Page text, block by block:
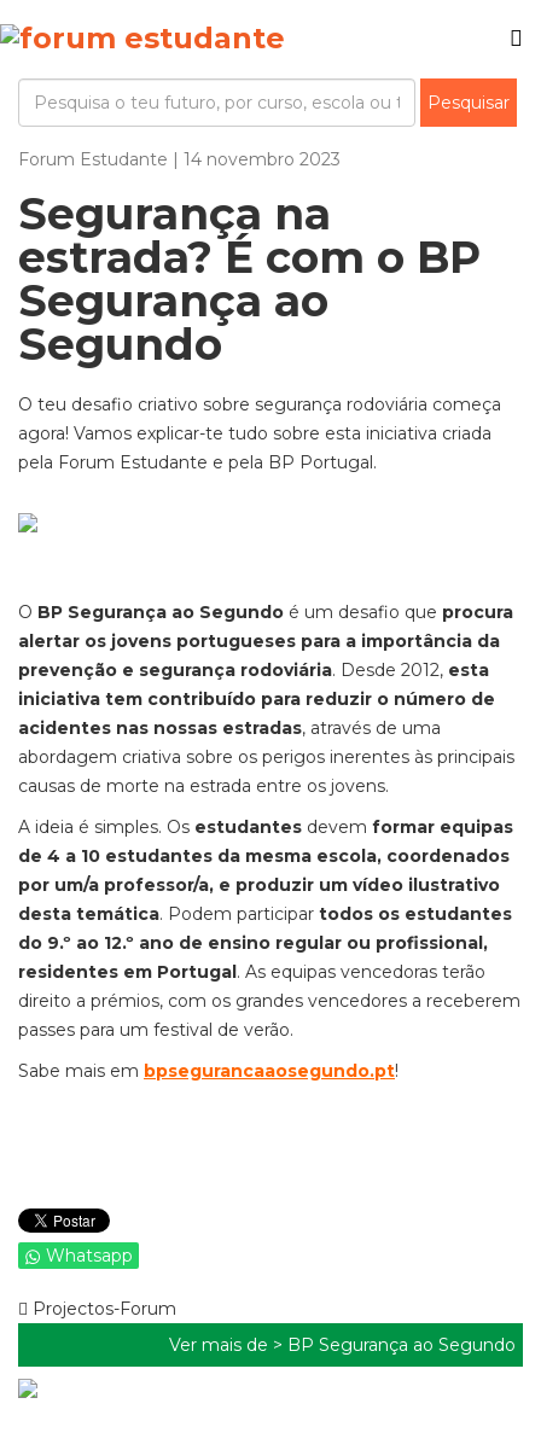
Forum Estudante | 14 novembro 2023
Segurança na
estrada? É com o BP
Segurança ao
Segundo
O teu desafio criativo sobre segurança rodoviária começa
agora! Vamos explicar-te tudo sobre esta iniciativa criada
pela Forum Estudante e pela BP Portugal.
O BP Segurança ao Segundo é um desafio que procura
alertar os jovens portugueses para a importância da
prevenção e segurança rodoviária. Desde 2012, esta
iniciativa tem contribuído para reduzir o número de
acidentes nas nossas estradas, através de uma
abordagem criativa sobre os perigos inerentes às principais
causas de morte na estrada entre os jovens.
A ideia é simples. Os estudantes devem formar equipas
de 4 a 10 estudantes da mesma escola, coordenados
por um/a professor/a, e produzir um vídeo ilustrativo
desta temática. Podem participar todos os estudantes
do 9.º ao 12.º ano de ensino regular ou profissional,
residentes em Portugal. As equipas vencedoras terão
direito a prémios, com os grandes vencedores a receberem
passes para um festival de verão.
Sabe mais em bpsegurancaaosegundo.pt!
Whatsapp
Projectos-Forum
Ver mais de > BP Segurança ao Segundo